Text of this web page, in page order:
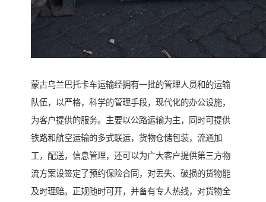
蒙古乌兰巴托卡车运输经拥有一批的管理人员和的运输
队伍，以严格，科学的管理手段，现代化的办公设施，
为客户提供的服务。主要以公路运输为主，同时可提供
铁路和航空运输的多式联运，货物仓储包装，流通加
工，配送，信息管理，还可以为广大客户提供第三方物
流方案设签定了预约保险合同，对丢失、破损的货物能
及时理赔。正规随时可开，并备有专人热线，对货物全